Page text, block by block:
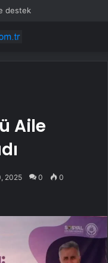
destek
Aile
2025 0 0